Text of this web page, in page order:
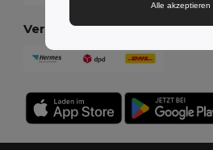
Versandmethoden
Alle akzeptieren